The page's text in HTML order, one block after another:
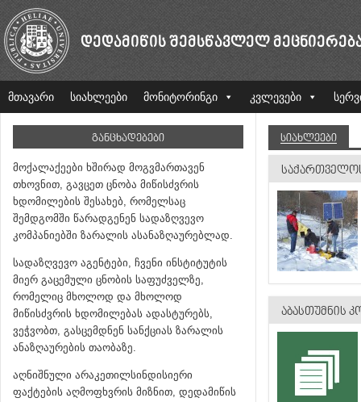
ᲓᲔᲓᲐᲛᲘᲬᲘᲡ ᲨᲔᲛᲡᲬᲐᲕᲚᲔᲚ
მთავარი სიახლეები მონიტორინგი კვლევები
ᲒᲐᲜᲪᲮᲐᲓᲔᲑᲔᲑᲘ
მოქალაქეები ხშირად მოგვმართავენ
თხოვნით, გავცეთ ცნობა მიწისძვრის
ხდომილების შესახებ, რომელსაც
შემდგომში წარადგენენ სადაზღვევო
კომპანიებში ზარალის ასანაზღაურებლად.
სადაზღვევო აგენტები, ჩვენი ინსტიტუტის
მიერ გაცემული ცნობის საფუძველზე,
რომელიც მხოლოდ და მხოლოდ
მიწისძვრის ხდომილებას ადასტურებს,
ვეჭვობთ, გასცემდნენ სანქციას ზარალის
ანაზღაურების თაობაზე.
აღნიშნული არაკეთილსინდისიერი
ფაქტების აღმოფხვრის მიზნით, დედამიწის
ᲡᲘᲐᲮᲚᲔᲔᲑᲘ
ᲐᲑᲐᲡᲗᲣᲛᲜᲘᲡ